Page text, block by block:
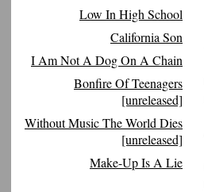
Low In High School
California Son
I Am Not A Dog On A Chain
Bonfire Of Teenagers
[unreleased]
Without Music The World Dies
[unreleased]
Make-Up Is A Lie